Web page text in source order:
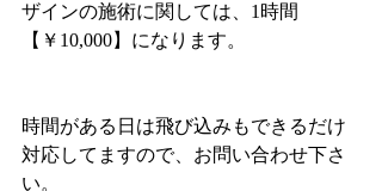
ザインの施術に関しては、1時間
【￥10,000】になります。
時間がある日は飛び込みもできるだけ
対応してますので、お問い合わせ下さ
い。